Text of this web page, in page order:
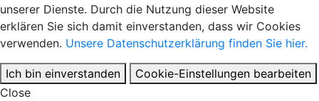
unserer Dienste. Durch die Nutzung dieser Website
erklären Sie sich damit einverstanden, dass wir Cookies
verwenden. Unsere Datenschutzerklärung finden Sie hier.
Ich bin einverstanden
Cookie-Einstellungen bearbeiten
Close